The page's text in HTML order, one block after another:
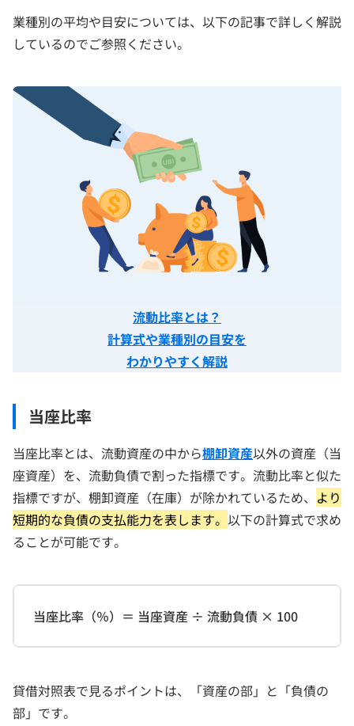
業種別の平均や目安については、以下の記事で詳しく解説
しているのでご参照ください。
流動比率とは？
計算式や業種別の目安を
わかりやすく解説
当座比率
当座比率とは、流動資産の中から棚卸資産以外の資産（当
座資産）を、流動負債で割った指標です。流動比率と似た
指標ですが、棚卸資産（在庫）が除かれているため、 より
短期的な負債の支払能力を表します。 以下の計算式で求め
ることが可能です。
当座比率（％）＝ 当座資産 ÷ 流動負債 × 100
貸借対照表で見るポイントは、「資産の部」と「負債の
部」です。